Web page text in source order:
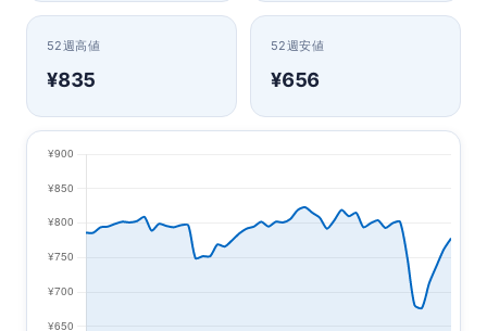
52週高値
¥835
52週安値
¥656